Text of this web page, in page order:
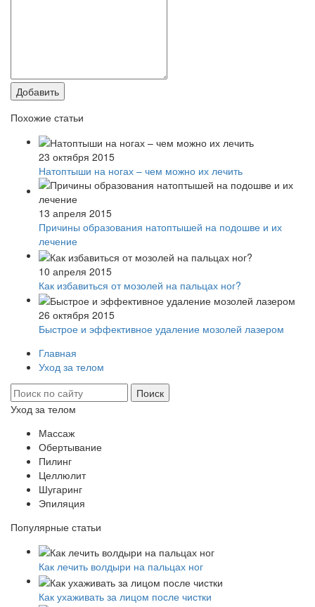
Добавить
Похожие статьи
23 октября 2015
Натоптыши на ногах – чем можно их лечить
13 апреля 2015
Причины образования натоптышей на подошве и их
лечение
10 апреля 2015
Как избавиться от мозолей на пальцах ног?
26 октября 2015
Быстрое и эффективное удаление мозолей лазером
Главная
Уход за телом
Уход за телом
Массаж
Обертывание
Пилинг
Целлюлит
Шугаринг
Эпиляция
Популярные статьи
Как лечить волдыри на пальцах ног
Как ухаживать за лицом после чистки